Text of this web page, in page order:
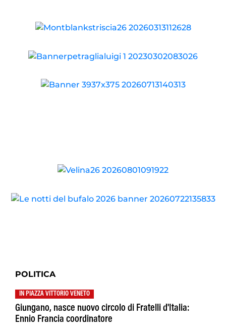
POLITICA
IN PIAZZA VITTORIO VENETO
Giungano, nasce nuovo circolo di Fratelli d'Italia:
Ennio Francia coordinatore